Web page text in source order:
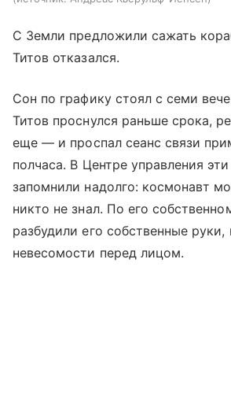
С Земли предложили сажать
Титов отказался.
Сон по графику стоял с семи
Титов проснулся раньше срока,
еще — и проспал сеанс связи
полчаса. В Центре управления
запомнили надолго: космонавт
никто не знал. По его
разбудили его собственные
невесомости перед лицом.